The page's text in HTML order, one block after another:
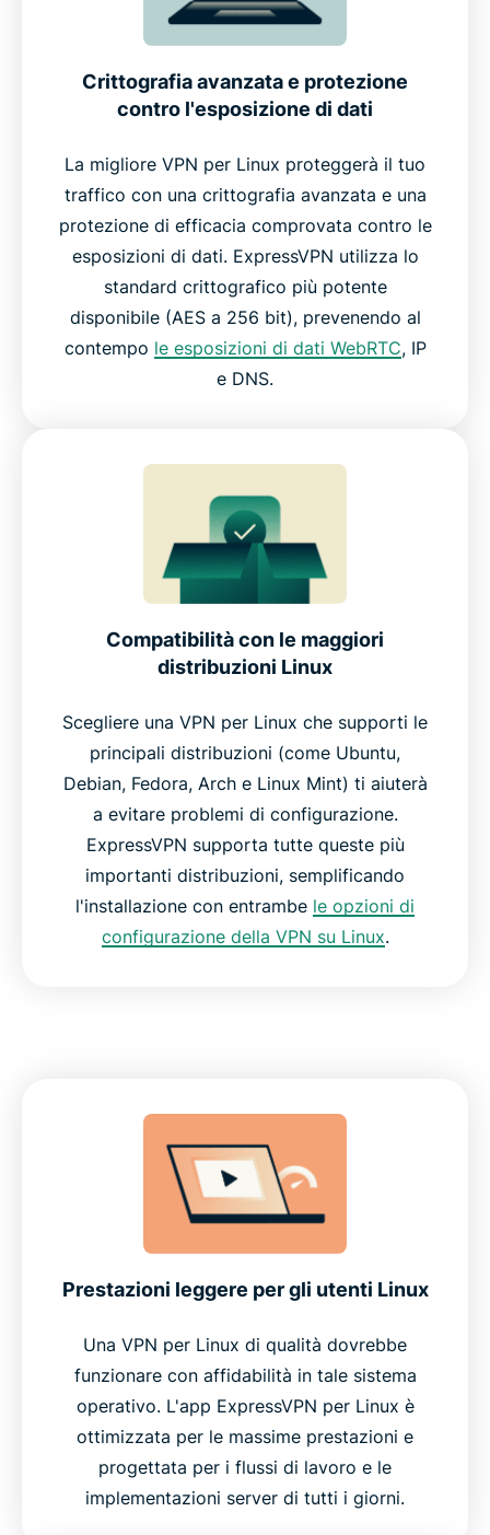
Crittografia avanzata e protezione
contro l'esposizione di dati
La migliore VPN per Linux proteggerà il tuo
traffico con una crittografia avanzata e una
protezione di efficacia comprovata contro le
esposizioni di dati. ExpressVPN utilizza lo
standard crittografico più potente
disponibile (AES a 256 bit), prevenendo al
contempo le esposizioni di dati WebRTC, IP
e DNS.
Compatibilità con le maggiori
distribuzioni Linux
Scegliere una VPN per Linux che supporti le
principali distribuzioni (come Ubuntu,
Debian, Fedora, Arch e Linux Mint) ti aiuterà
a evitare problemi di configurazione.
ExpressVPN supporta tutte queste più
importanti distribuzioni, semplificando
l'installazione con entrambe le opzioni di
configurazione della VPN su Linux.
Prestazioni leggere per gli utenti Linux
Una VPN per Linux di qualità dovrebbe
funzionare con affidabilità in tale sistema
operativo. L'app ExpressVPN per Linux è
ottimizzata per le massime prestazioni e
progettata per i flussi di lavoro e le
implementazioni server di tutti i giorni.